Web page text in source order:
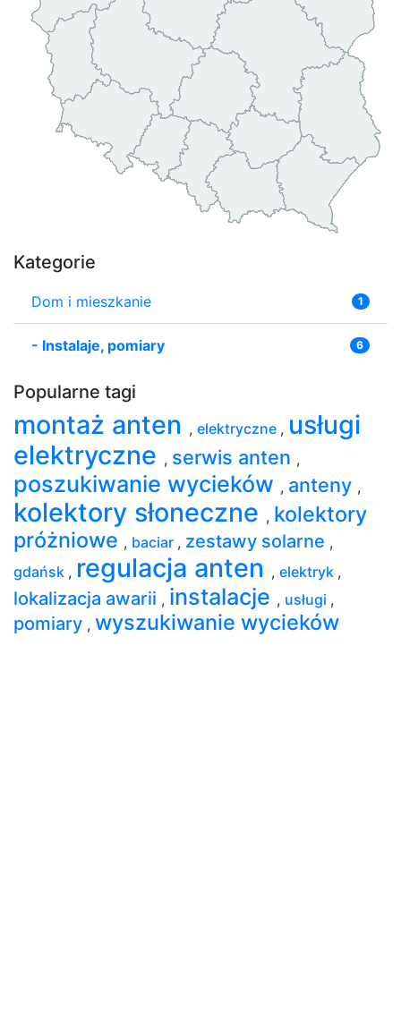
Kategorie
Dom i mieszkanie 1
- Instalaje, pomiary 6
Popularne tagi
montaż anten , elektryczne , usługi
elektryczne , serwis anten ,
poszukiwanie wycieków , anteny ,
kolektory słoneczne , kolektory
próżniowe , baciar , zestawy solarne ,
gdańsk , regulacja anten , elektryk ,
lokalizacja awarii , instalacje , usługi ,
pomiary , wyszukiwanie wycieków